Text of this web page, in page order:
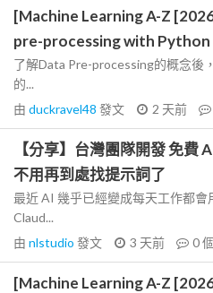
[Machine Learning A-Z
pre-processing with Python
了解Data Pre-processing的概念後
的...
由 duckravel48 發文 2 天前
【分享】台灣團隊開發 免費
不用再到處找提示詞了
最近 AI 幾乎已經變成每天工作都會
Claud...
由 nlstudio 發文 3 天前 0
[Machine Learning A-Z